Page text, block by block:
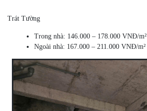
Trát Tường
Trong nhà: 146.000 – 178.000 VNĐ/m²
Ngoài nhà: 167.000 – 211.000 VNĐ/m²